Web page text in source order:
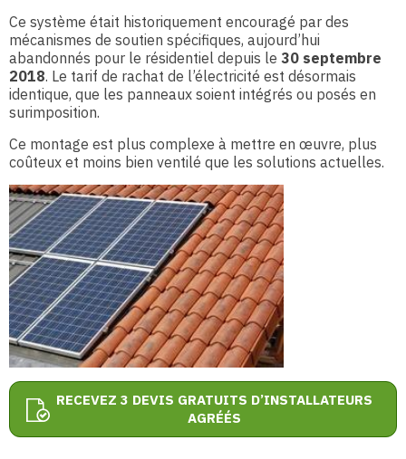
Ce système était historiquement encouragé par des
mécanismes de soutien spécifiques, aujourd’hui
abandonnés pour le résidentiel depuis le 30 septembre
2018. Le tarif de rachat de l’électricité est désormais
identique, que les panneaux soient intégrés ou posés en
surimposition.
Ce montage est plus complexe à mettre en œuvre, plus
coûteux et moins bien ventilé que les solutions actuelles.
RECEVEZ 3 DEVIS GRATUITS D’INSTALLATEURS
AGRÉÉS